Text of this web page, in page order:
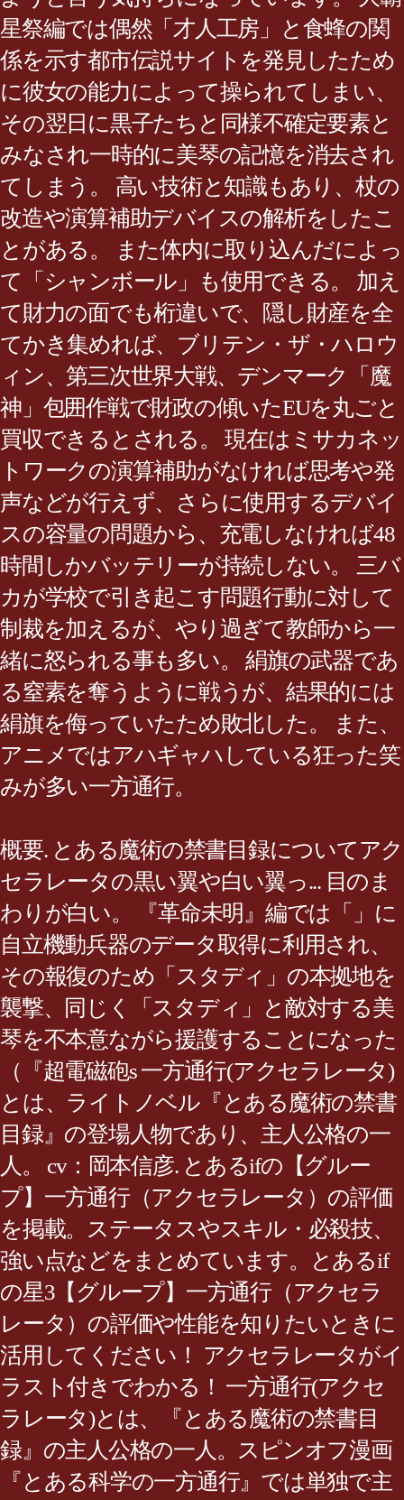
星祭編では偶然「才人工房」と食蜂の関
係を示す都市伝説サイトを発見したため
に彼女の能力によって操られてしまい、
その翌日に黒子たちと同様不確定要素と
みなされ一時的に美琴の記憶を消去され
てしまう。 高い技術と知識もあり、杖の
改造や演算補助デバイスの解析をしたこ
とがある。 また体内に取り込んだによっ
て「シャンボール」も使用できる。 加え
て財力の面でも桁違いで、隠し財産を全
てかき集めれば、ブリテン・ザ・ハロウ
ィン、第三次世界大戦、デンマーク「魔
神」包囲作戦で財政の傾いたEUを丸ごと
買収できるとされる。 現在はミサカネッ
トワークの演算補助がなければ思考や発
声などが行えず、さらに使用するデバイ
スの容量の問題から、充電しなければ48
時間しかバッテリーが持続しない。 三バ
カが学校で引き起こす問題行動に対して
制裁を加えるが、やり過ぎて教師から一
緒に怒られる事も多い。 絹旗の武器であ
る窒素を奪うように戦うが、結果的には
絹旗を侮っていたため敗北した。 また、
アニメではアハギャハしている狂った笑
みが多い一方通行。
概要. とある魔術の禁書目録についてアク
セラレータの黒い翼や白い翼っ... 目のま
わりが白い。 『革命未明』編では「」に
自立機動兵器のデータ取得に利用され、
その報復のため「スタディ」の本拠地を
襲撃、同じく「スタディ」と敵対する美
琴を不本意ながら援護することになった
（『超電磁砲s 一方通行(アクセラレータ)
とは、ライトノベル『とある魔術の禁書
目録』の登場人物であり、主人公格の一
人。 cv：岡本信彦. とあるifの【グルー
プ】一方通行（アクセラレータ）の評価
を掲載。ステータスやスキル・必殺技、
強い点などをまとめています。とあるif
の星3【グループ】一方通行（アクセラ
レータ）の評価や性能を知りたいときに
活用してください！ アクセラレータがイ
ラスト付きでわかる！ 一方通行(アクセ
ラレータ)とは、『とある魔術の禁書目
録』の主人公格の一人。スピンオフ漫画
『とある科学の一方通行』では単独で主